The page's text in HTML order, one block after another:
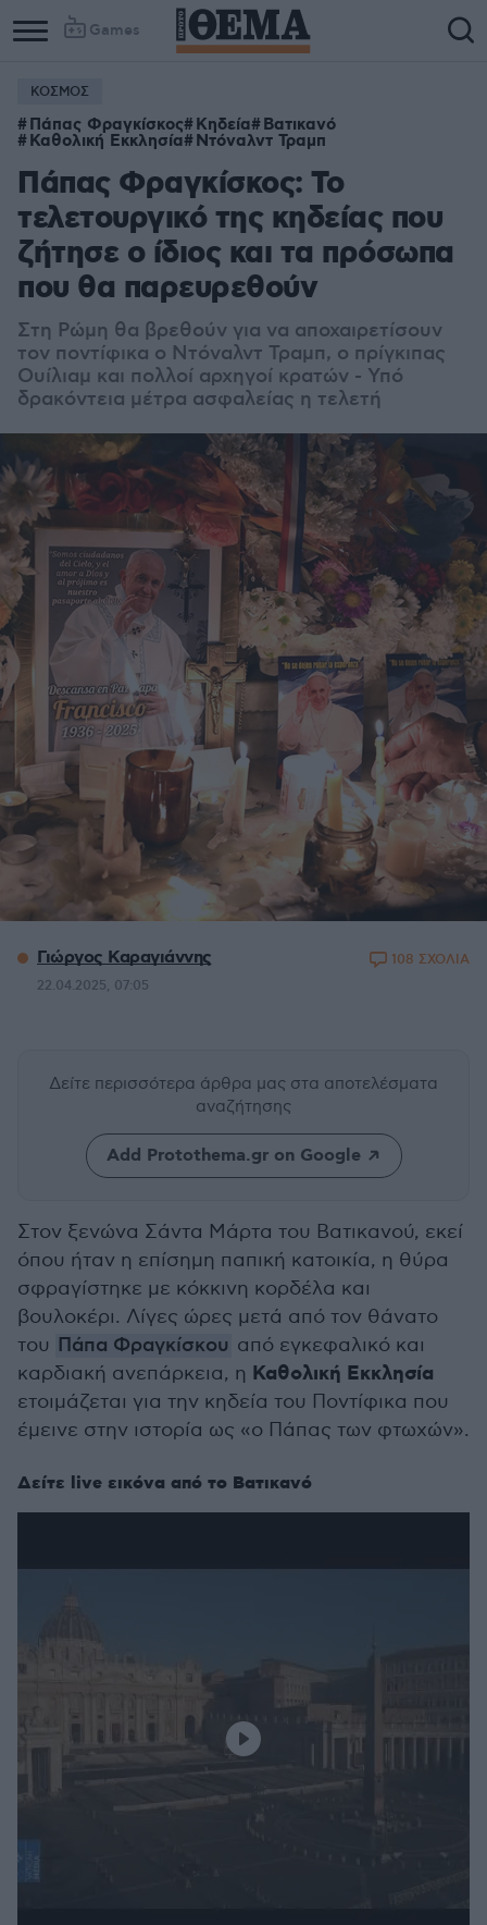
Games
ΚΟΣΜΟΣ
Πάπας Φραγκίσκος Κηδεία Βατικανό
Καθολική Εκκλησία Ντόναλντ Τραμπ
Πάπας Φραγκίσκος: Το
τελετουργικό της κηδείας που
ζήτησε ο ίδιος και τα πρόσωπα
που θα παρευρεθούν
Στη Ρώμη θα βρεθούν για να αποχαιρετίσουν
τον ποντίφικα ο Ντόναλντ Τραμπ, ο πρίγκιπας
Ουίλιαμ και πολλοί αρχηγοί κρατών - Υπό
δρακόντεια μέτρα ασφαλείας η τελετή
Γιώργος Καραγιάννης
22.04.2025, 07:05
108 ΣΧΟΛΙΑ
Δείτε περισσότερα άρθρα μας στα αποτελέσματα
αναζήτησης
Add Protothema.gr on Google
Στον ξενώνα Σάντα Μάρτα του Βατικανού, εκεί
όπου ήταν η επίσημη παπική κατοικία, η θύρα
σφραγίστηκε με κόκκινη κορδέλα και
βουλοκέρι. Λίγες ώρες μετά από τον θάνατο
του Πάπα Φραγκίσκου από εγκεφαλικό και
καρδιακή ανεπάρκεια, η Καθολική Εκκλησία
ετοιμάζεται για την κηδεία του Ποντίφικα που
έμεινε στην ιστορία ως «ο Πάπας των φτωχών».
Δείτε live εικόνα από το Βατικανό